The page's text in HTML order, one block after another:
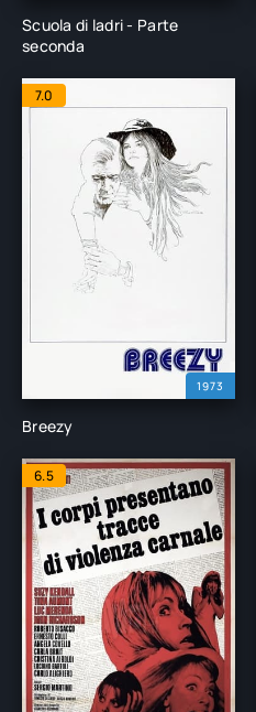
Scuola di ladri - Parte
seconda
1973
7.0
Breezy
6.5